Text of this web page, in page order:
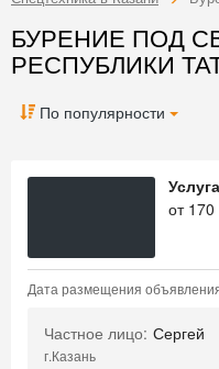
БУРЕНИЕ ПОД
РЕСПУБЛИКИ
По популярности
от 170
Дата размещения
Частное лицо: Сергей
г.Казань